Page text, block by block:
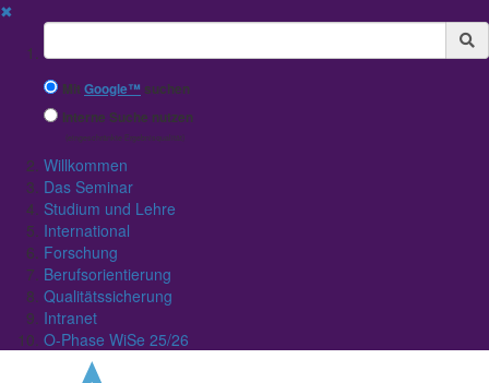
✖
Suchbegriff
MitGoogle™ suchen
Interne Suche nutzen
(eingeschränkte Ergebnisqualität)
Willkommen
Das Seminar
Studium und Lehre
International
Forschung
Berufsorientierung
Qualitätssicherung
Intranet
O-Phase WiSe 25/26